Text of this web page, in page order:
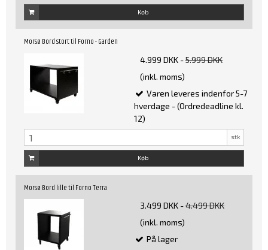
Køb
Morsø Bord stort til Forno - Garden
4.999 DKK -5.999 DKK
(inkl. moms)
Varen leveres indenfor 5-7
hverdage - (Ordredeadline kl.
12)
stk
Køb
Morsø Bord lille til Forno Terra
3.499 DKK -4.499 DKK
(inkl. moms)
På lager